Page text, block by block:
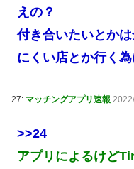
えの？
付き合いたいとか
にくい店とか行く
27: マッチングアプリ速報
>>24
アプリによるけど